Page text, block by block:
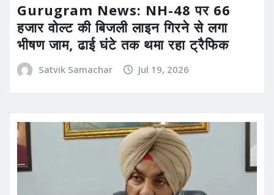
Gurugram News: NH-48 पर 66
हजार वोल्ट की बिजली लाइन गिरने से लगा
भीषण जाम, ढाई घंटे तक थमा रहा ट्रैफिक
Satvik Samachar Jul 19, 2026